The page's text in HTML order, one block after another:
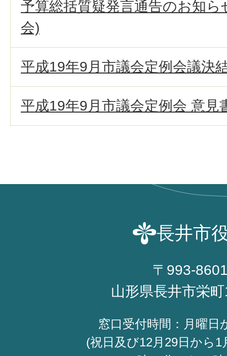
予算総括質疑発言通告のお知ら
会)
平成19年9月市議会定例会議決
平成19年9月市議会定例会 意見
長井市
〒993-
山形県長井市栄
窓口受付時間：月曜日
(祝日及び12月29日から1